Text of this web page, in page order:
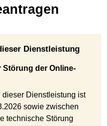
Dienstleistung
Störung der Online-
Dienstleistung ist
sowie zwischen
technische Störung